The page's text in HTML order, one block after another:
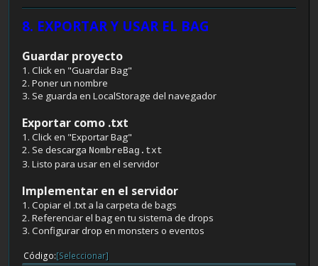
8. EXPORTAR Y USAR EL BAG
Guardar proyecto
1. Click en "Guardar Bag"
2. Poner un nombre
3. Se guarda en LocalStorage del navegador
Exportar como .txt
1. Click en "Exportar Bag"
2. Se descarga NombreBag.txt
3. Listo para usar en el servidor
Implementar en el servidor
1. Copiar el .txt a la carpeta de bags
2. Referenciar el bag en tu sistema de drops
3. Configurar drop en monsters o eventos
Código [Seleccionar]